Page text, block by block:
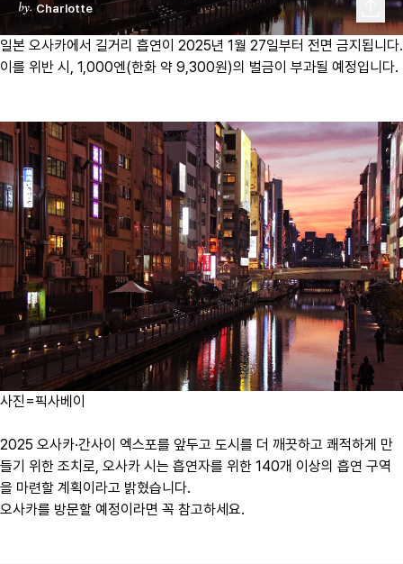
Charlotte
일본 오사카에서 길거리 흡연이 2025년 1월 27일부터 전면 금지됩니다.
이를 위반 시, 1,000엔(한화 약 9,300원)의 벌금이 부과될 예정입니다.
사진=픽사베이
2025 오사카·간사이 엑스포를 앞두고 도시를 더 깨끗하고 쾌적하게 만
들기 위한 조치로, 오사카 시는 흡연자를 위한 140개 이상의 흡연 구역
을 마련할 계획이라고 밝혔습니다.
오사카를 방문할 예정이라면 꼭 참고하세요.